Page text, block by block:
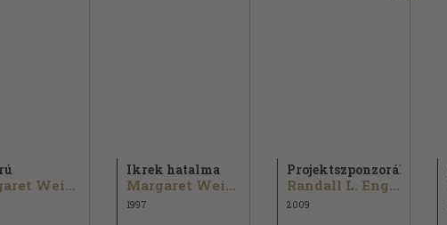
Margaret Weis...
Ikrek hatalma
Margaret Weis...
1997
Projektszponzorálás
Randall L. Englund...
2009